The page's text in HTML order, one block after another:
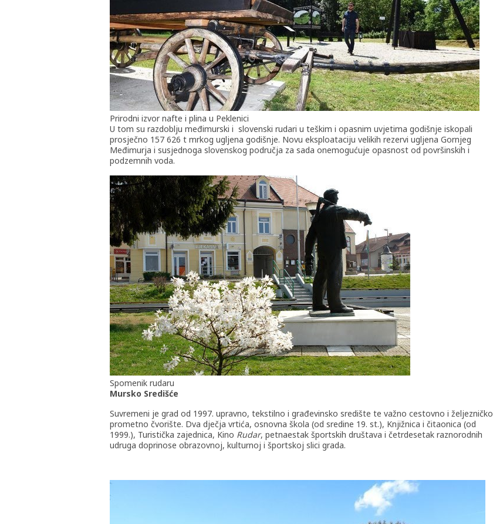
Prirodni izvor nafte i plina u Peklenici
U tom su razdoblju međimurski i slovenski rudari u teškim i opasnim uvjetima godišnje iskopali
prosječno 157 626 t mrkog ugljena godišnje. Novu eksploataciju velikih rezervi ugljena Gornjeg
Međimurja i susjednoga slovenskog područja za sada onemogućuje opasnost od površinskih i
podzemnih voda.
Spomenik rudaru
Mursko Središće
Suvremeni je grad od 1997. upravno, tekstilno i građevinsko središte te važno cestovno i željezničko
prometno čvorište. Dva dječja vrtića, osnovna škola (od sredine 19. st.), Knjižnica i čitaonica (od
1999.), Turistička zajednica, Kino Rudar, petnaestak športskih društava i četrdesetak raznorodnih
udruga doprinose obrazovnoj, kulturnoj i športskoj slici grada.